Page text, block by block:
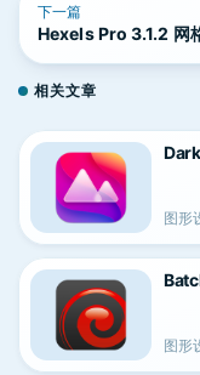
下一篇
Hexels Pro 3.1.2 网
相关文章
图形
图形